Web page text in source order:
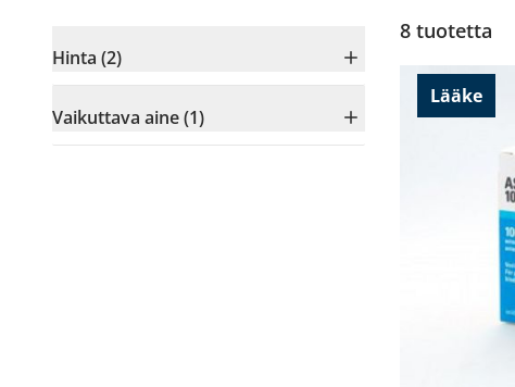
Hinta (2)
Vaikuttava aine (1)
8 tuotetta
Lääke